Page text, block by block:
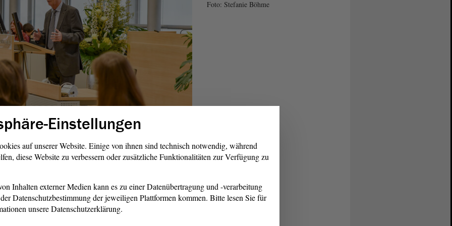
Foto: Stefanie Böhme
viel früher ansetzen
wolle er die Gedanken eines Historikers aus Israel,
es gelungen sei, vor dem Zweiten Weltkrieg nach
teilen, erklärte Moshe Zimmermann. Die Mahnung
auf „Nie wieder Auschwitz!“ reduziert werden, sie sei
nationalsozialistischen Verbrechen an gültig. Denn jedes
Einstellungen
auf unserer Website. Einige von ihnen sind technisch notwendig, während
diese Website zu verbessern oder zusätzliche Funktionalitäten zur Verfügung zu
Inhalten externer Medien kann es zu einer Datenübertragung und -verarbeitung
Datenschutzbestimmung der jeweiligen Plattformen kommen. Bitte lesen Sie für
unsere Datenschutzerklärung.